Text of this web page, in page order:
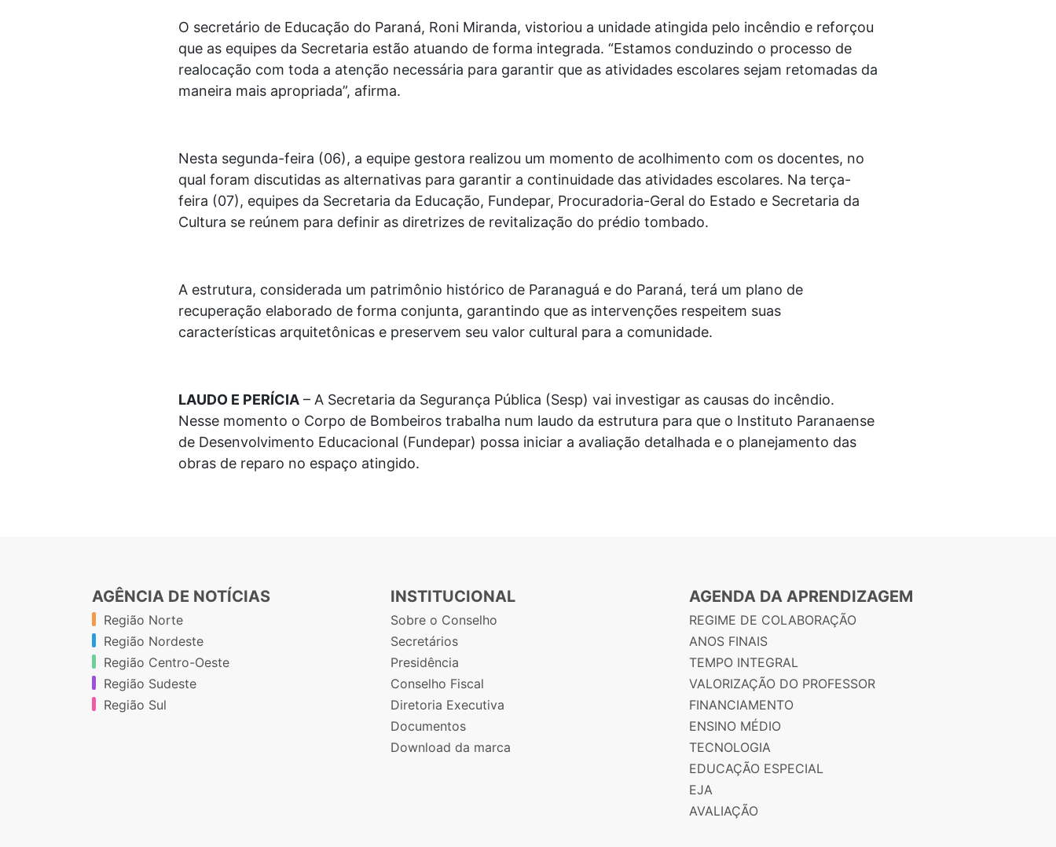
O secretário de Educação do Paraná, Roni Miranda, vistoriou a unidade atingida pelo incêndio e reforçou
que as equipes da Secretaria estão atuando de forma integrada. “Estamos conduzindo o processo de
realocação com toda a atenção necessária para garantir que as atividades escolares sejam retomadas da
maneira mais apropriada”, afirma.
Nesta segunda-feira (06), a equipe gestora realizou um momento de acolhimento com os docentes, no
qual foram discutidas as alternativas para garantir a continuidade das atividades escolares. Na terça-
feira (07), equipes da Secretaria da Educação, Fundepar, Procuradoria-Geral do Estado e Secretaria da
Cultura se reúnem para definir as diretrizes de revitalização do prédio tombado.
A estrutura, considerada um patrimônio histórico de Paranaguá e do Paraná, terá um plano de
recuperação elaborado de forma conjunta, garantindo que as intervenções respeitem suas
características arquitetônicas e preservem seu valor cultural para a comunidade.
LAUDO E PERÍCIA – A Secretaria da Segurança Pública (Sesp) vai investigar as causas do incêndio.
Nesse momento o Corpo de Bombeiros trabalha num laudo da estrutura para que o Instituto Paranaense
de Desenvolvimento Educacional (Fundepar) possa iniciar a avaliação detalhada e o planejamento das
obras de reparo no espaço atingido.
AGÊNCIA DE NOTÍCIAS
Região Norte
Região Nordeste
Região Centro-Oeste
Região Sudeste
Região Sul
INSTITUCIONAL
Sobre o Conselho
Secretários
Presidência
Conselho Fiscal
Diretoria Executiva
Documentos
Download da marca
AGENDA DA APRENDIZAGEM
REGIME DE COLABORAÇÃO
ANOS FINAIS
TEMPO INTEGRAL
VALORIZAÇÃO DO PROFESSOR
FINANCIAMENTO
ENSINO MÉDIO
TECNOLOGIA
EDUCAÇÃO ESPECIAL
EJA
AVALIAÇÃO